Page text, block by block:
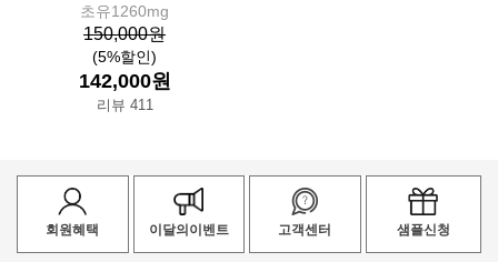
초유1260mg
150,000원
(5%할인)
142,000원
리뷰 411
회원혜택 이달의이벤트 고객센터 샘플신청